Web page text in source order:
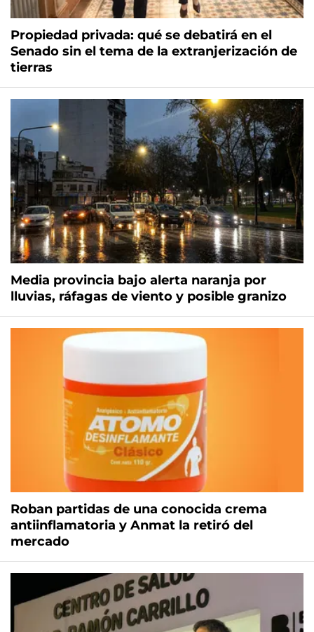
Propiedad privada: qué se debatirá en el
Senado sin el tema de la extranjerización de
tierras
Media provincia bajo alerta naranja por
lluvias, ráfagas de viento y posible granizo
Roban partidas de una conocida crema
antiinflamatoria y Anmat la retiró del
mercado